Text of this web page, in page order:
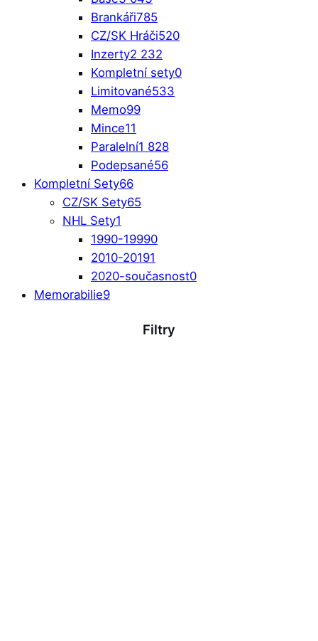
Brankáři785
CZ/SK Hráči520
Inzerty2 232
Kompletní sety0
Limitované533
Memo99
Mince11
Paralelní1 828
Podepsané56
Kompletní Sety66
CZ/SK Sety65
NHL Sety1
1990-19990
2010-20191
2020-současnost0
Memorabilie9
Filtry